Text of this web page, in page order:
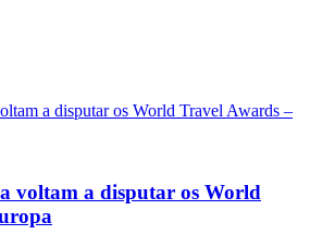
voltam a disputar os World